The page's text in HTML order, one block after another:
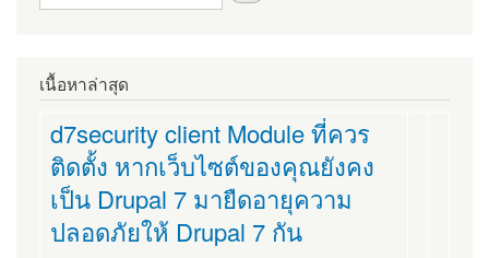
เนื้อหาล่าสุด
d7security client Module ที่ควร
ติดตั้ง หากเว็บไซต์ของคุณยังคง
เป็น Drupal 7 มายืดอายุความ
ปลอดภัยให้ Drupal 7 กัน